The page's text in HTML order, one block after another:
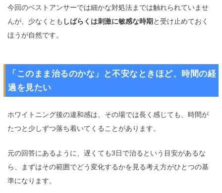
今回のベストアンサーでは細かな対処法までは触れられていませ
んが、少なくとも しばらくは刺激に敏感な時期と受け止めておく
ほうが自然です。
「このまま治るのかな」と不安なときほど、時間の経
過を見たい
ホワイトニング後の違和感は、その場では長く感じても、時間が
たつと少しずつ落ち着いてくることがあります。
元の回答にあるように、遅くても3日で治るという目安があるな
ら、まずはその範囲でどう変化するかを見る考え方がひとつの基
準になります。